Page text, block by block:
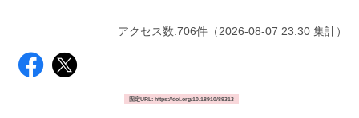
アクセス数:706件 （2026-08-07 23:30 集計）
固定URL: https://doi.org/10.18910/89313